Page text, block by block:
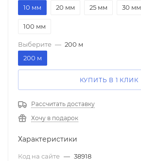
10 мм
20 мм 25 мм 30 мм
100 мм
Выберите — 200 м
200 м
КУПИТЬ В 1 КЛИК
Рассчитать доставку
Хочу в подарок
Характеристики
Код на сайте — 38918